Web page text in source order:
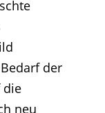
der
die
neu